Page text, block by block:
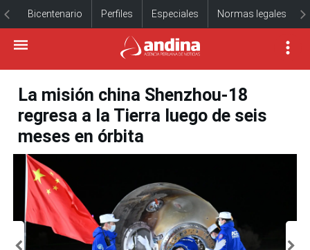
Bicentenario Perfiles Especiales Normas legales
La misión china Shenzhou-18
regresa a la Tierra luego de seis
meses en órbita